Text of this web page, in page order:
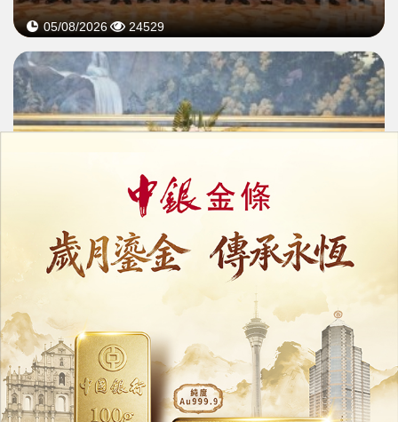
05/08/2026 24529
並在福州市進行考察調研
04/08/2026 12512